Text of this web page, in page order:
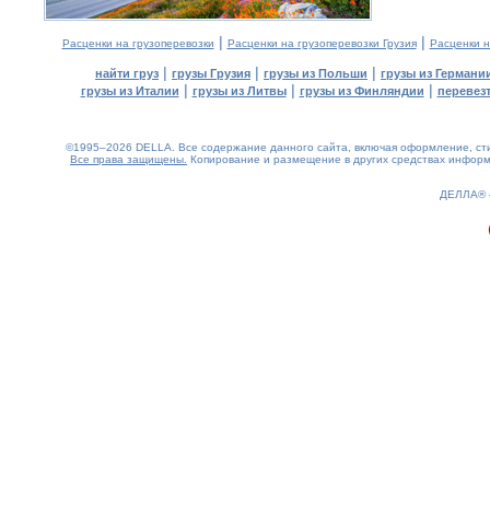
Расценки на грузоперевозки | Расценки на грузоперевозки Грузия| Расценки
найти груз | грузы Грузия | грузы из Польши | грузы из
грузы из Италии | грузы из Литвы| грузы из Финляндии |
©1995–2026 DELLA. Все содержание данного сайта, включая оформление,
Все права защищены. Копирование и размещение в других средствах